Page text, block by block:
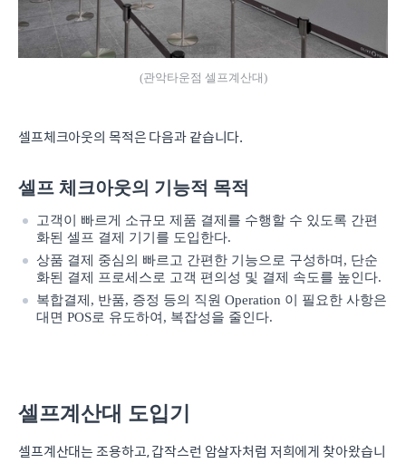
(관악타운점 셀프계산대)
셀프체크아웃의 목적은 다음과 같습니다.
셀프 체크아웃의 기능적 목적
고객이 빠르게 소규모 제품 결제를 수행할 수 있도록 간편
화된 셀프 결제 기기를 도입한다.
상품 결제 중심의 빠르고 간편한 기능으로 구성하며, 단순
화된 결제 프로세스로 고객 편의성 및 결제 속도를 높인다.
복합결제, 반품, 증정 등의 직원 Operation 이 필요한 사항은
대면 POS로 유도하여, 복잡성을 줄인다.
셀프계산대 도입기
셀프계산대는 조용하고, 갑작스런 암살자처럼 저희에게 찾아왔습니